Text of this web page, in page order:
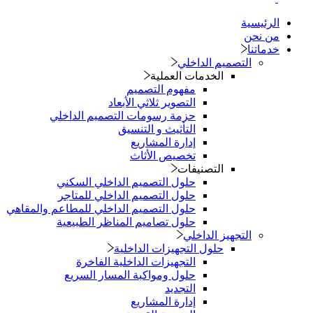
الداخلي
الخدمات العملية
مفهوم التصميم
التصوير ثلاثي الأبعاد
حزمة رسومات التصميم الداخلي
التأثيث و التنسيق
إدارة المشاريع
تخصيص الأثاث
حلول التصميم الداخلي السكني
حلول التصميم الداخلي للمتاجر
حلول التصميم الداخلي للمطاعم والمقاهي
حلول تصاميم المناظر الطبيعية
الداخلي
حلول التجهيزات الداخلية
التجهيزات الداخلية الفاخرة
حلول ومواكبة المسار السريع
إدارة المشاريع